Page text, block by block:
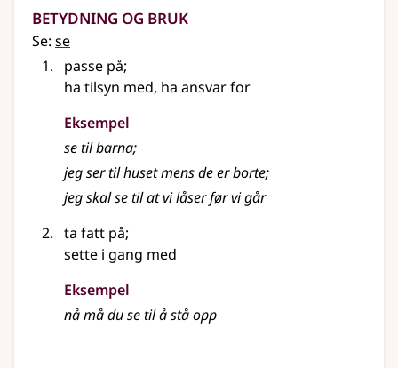
Betydning og bruk
Se: se
passe på;
ha tilsyn med, ha ansvar for
Eksempel
se til barna;
jeg ser til huset mens de er borte;
jeg skal se til at vi låser før vi går
ta fatt på;
sette i gang med
Eksempel
nå må du se til å stå opp